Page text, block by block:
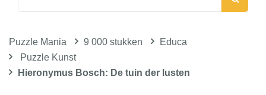
Puzzle Mania 9 000 stukken
Educa
Puzzle Kunst
Hieronymus Bosch: De tuin der lusten